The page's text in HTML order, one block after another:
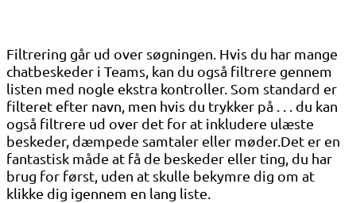
Filtrering går ud over søgningen. Hvis du har mange
chatbeskeder i Teams, kan du også filtrere gennem
listen med nogle ekstra kontroller. Som standard er
filteret efter navn, men hvis du trykker på . . . du kan
også filtrere ud over det for at inkludere ulæste
beskeder, dæmpede samtaler eller møder.Det er en
fantastisk måde at få de beskeder eller ting, du har
brug for først, uden at skulle bekymre dig om at
klikke dig igennem en lang liste.